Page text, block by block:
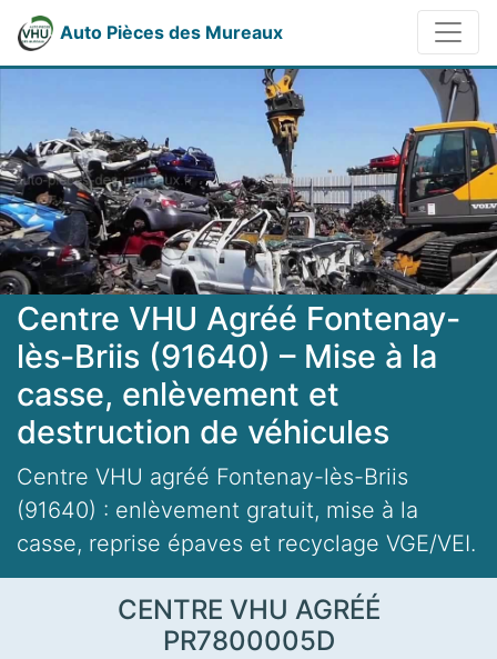
Auto Pièces des Mureaux
Centre VHU Agréé Fontenay-
lès-Briis (91640) – Mise à la
casse, enlèvement et
destruction de véhicules
Centre VHU agréé Fontenay-lès-Briis
(91640) : enlèvement gratuit, mise à la
casse, reprise épaves et recyclage VGE/VEI.
CENTRE VHU AGRÉÉ
PR7800005D